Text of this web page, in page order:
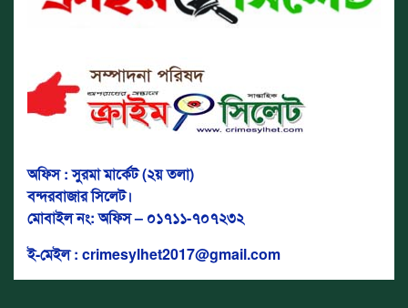
অফিস : সুরমা মার্কেট (২য় তলা)
বন্দরবাজার সিলেট।
মোবাইল নং: অফিস – ০১৭১১-৭০৭২৩২
ই-মেইল : crimesylhet2017@gmail.com